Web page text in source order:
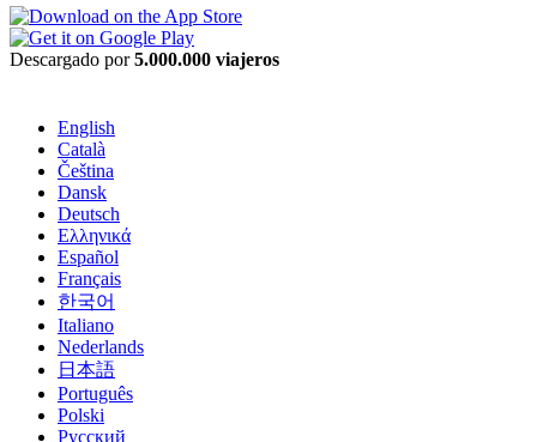
Descargado por5.000.000 viajeros
English
Català
Čeština
Dansk
Deutsch
Ελληνικά
Español
Français
한국어
Italiano
Nederlands
日本語
Português
Polski
Русский